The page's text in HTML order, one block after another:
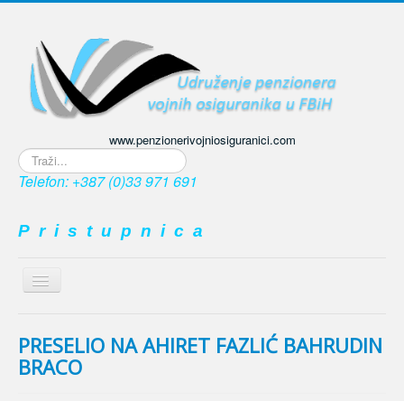
www.penzionerivojniosiguranici.com
Traži...
Telefon: +387 (0)33 971 691
P r i s t u p n i c a
Prikaz
≡
PRESELIO NA AHIRET FAZLIĆ BAHRUDIN
BRACO